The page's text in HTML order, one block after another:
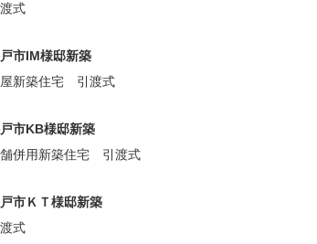
式
市IM様邸新築
新築住宅 引渡式
市KB様邸新築
舗併用新築住宅 引渡式
市ＫＴ様邸新築
式